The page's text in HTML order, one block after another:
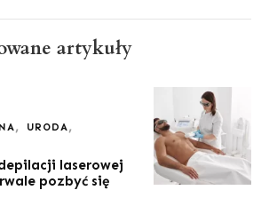
artykuły
URODA
laserowej
pozbyć się